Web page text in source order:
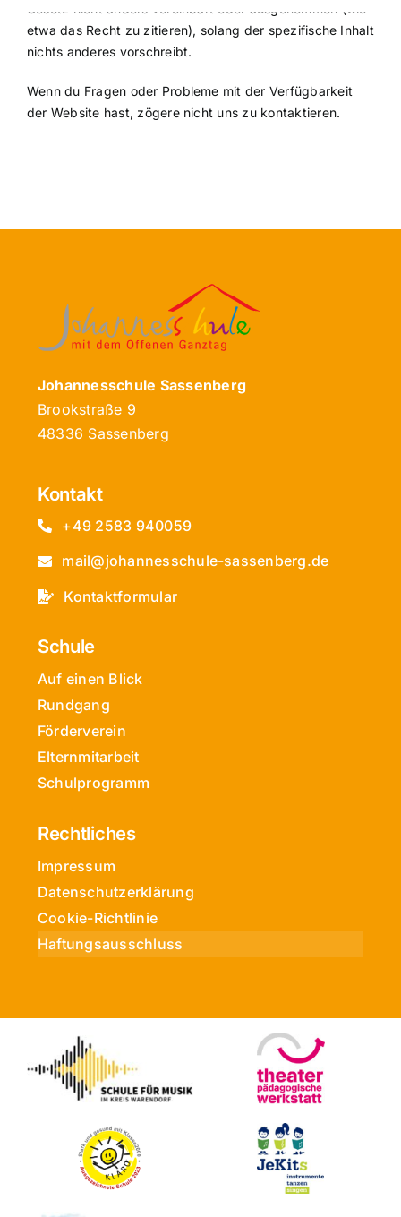
Gesetz nicht anders vereinbart oder ausgenommen (wie
etwa das Recht zu zitieren), solang der spezifische Inhalt
nichts anderes vorschreibt.
Wenn du Fragen oder Probleme mit der Verfügbarkeit
der Website hast, zögere nicht uns zu kontaktieren.
Johannesschule Sassenberg
Brookstraße 9
48336 Sassenberg
Kontakt
+49 2583 940059
mail@johannesschule-sassenberg.de
Kontaktformular
Schule
Auf einen Blick
Rundgang
Förderverein
Elternmitarbeit
Schulprogramm
Rechtliches
Impressum
Datenschutzerklärung
Cookie-Richtlinie
Haftungsausschluss